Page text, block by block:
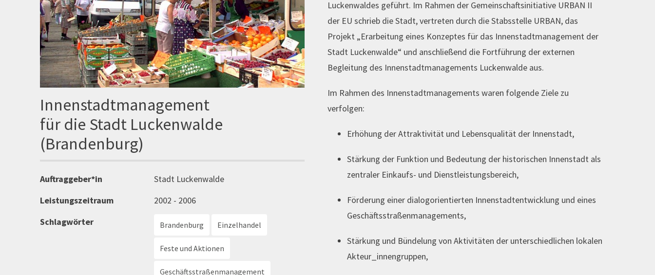
Innenstadtmanagement
für die Stadt Luckenwalde
(Brandenburg)
Auftraggeber*in
Stadt Luckenwalde
Leistungszeitraum
2002 - 2006
Schlagwörter
Brandenburg Einzelhandel
Feste und Aktionen
Geschäftsstraßenmanagement
Luckenwaldes geführt. Im Rahmen der Gemeinschaftsinitiative URBAN II
der EU schrieb die Stadt, vertreten durch die Stabsstelle URBAN, das
Projekt „Erarbeitung eines Konzeptes für das Innenstadtmanagement der
Stadt Luckenwalde“ und anschließend die Fortführung der externen
Begleitung des Innenstadtmanagements Luckenwalde aus.
Im Rahmen des Innenstadtmanagements waren folgende Ziele zu
verfolgen:
Erhöhung der Attraktivität und Lebensqualität der Innenstadt,
Stärkung der Funktion und Bedeutung der historischen Innenstadt als
zentraler Einkaufs- und Dienstleistungsbereich,
Förderung einer dialogorientierten Innenstadtentwicklung und eines
Geschäftsstraßenmanagements,
Stärkung und Bündelung von Aktivitäten der unterschiedlichen lokalen
Akteur_innengruppen,